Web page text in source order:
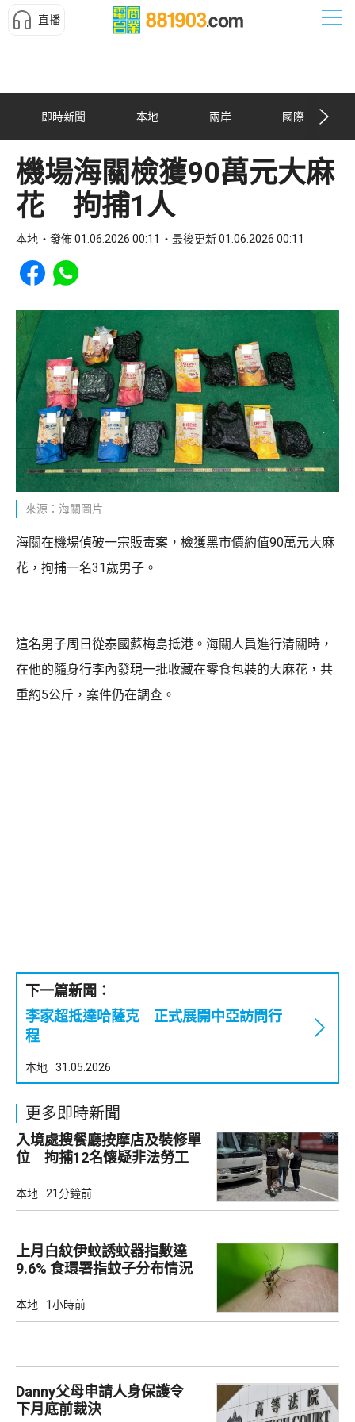
直播
即時新聞 本地 兩岸 國際
機場海關檢獲90萬元大麻
花 拘捕1人
本地 發佈 01.06.2026 00:11 最後更新 01.06.2026 00:11
Share to Facebook
Share to WhatsApp
來源：海關圖片
海關在機場偵破一宗販毒案，檢獲黑市價約值90萬元大麻
花，拘捕一名31歲男子。
這名男子周日從泰國蘇梅島抵港。海關人員進行清關時，
在他的隨身行李內發現一批收藏在零食包裝的大麻花，共
重約5公斤，案件仍在調查。
下一篇新聞：
李家超抵達哈薩克 正式展開中亞訪問行
程
本地 31.05.2026
更多即時新聞
入境處搜餐廳按摩店及裝修單
位 拘捕12名懷疑非法勞工
本地 21分鐘前
上月白紋伊蚊誘蚊器指數達
9.6% 食環署指蚊子分布情況
本地 1小時前
Danny父母申請人身保護令
下月底前裁決